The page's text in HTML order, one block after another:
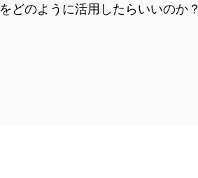
どのように活用したらいいのか？